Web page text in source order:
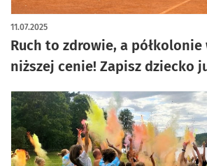
Ruch to zdrowie, a
niższej cenie! Zapisz dziecko
11.07.2025